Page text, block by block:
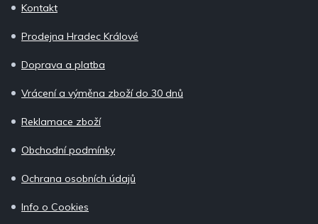
Kontakt
Prodejna Hradec Králové
Doprava a platba
Vrácení a výměna zboží do 30 dnů
Reklamace zboží
Obchodní podmínky
Ochrana osobních údajů
Info o Cookies